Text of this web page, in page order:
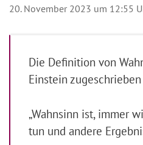
20. November 2023 um 12:55
Die Definition von
Einstein
„Wahnsinn ist, immer
tun und andere